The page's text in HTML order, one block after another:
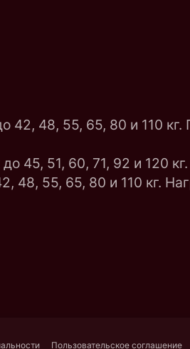
42, 48, 55, 65, 80 и 110
45, 51, 60, 71, 92 и 120 кг.
48, 55, 65, 80 и 110 кг.
Пользовательское соглашение